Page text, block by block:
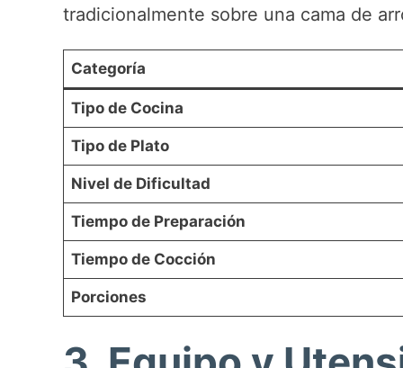
tradicionalmente sobre una cama de
Categoría
Tipo de Cocina
Tipo de Plato
Nivel de Dificultad
Tiempo de Preparación
Tiempo de Cocción
Porciones